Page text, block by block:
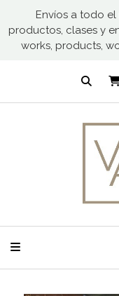
Envíos a todo el
productos, clases y
works, products,